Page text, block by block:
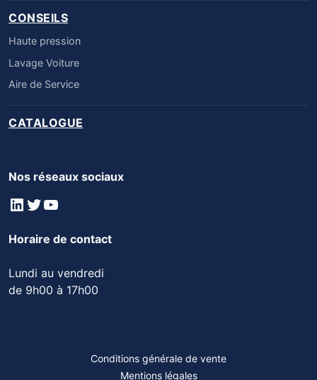
CONSEILS
Haute pression
Lavage Voiture
Aire de Service
CATALOGUE
Nos réseaux sociaux
LinkedIn
Twitter
YouTube
Horaire de contact
Lundi au vendredi
de 9h00 à 17h00
Conditions générale de vente
Mentions légales